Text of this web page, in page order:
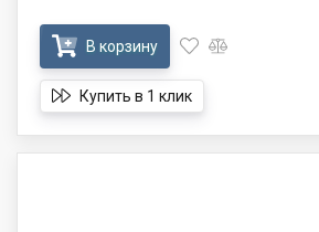
В корзину
Купить в 1 клик